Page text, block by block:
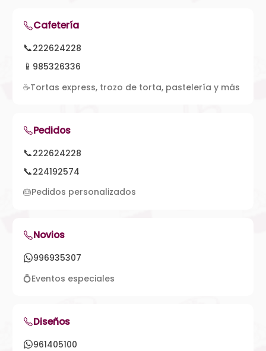
Cafetería
📞222624228
📱 985326336
☕Tortas express, trozo de torta, pastelería y más
Pedidos
📞222624228
📞224192574
🎂Pedidos personalizados
Novios
996935307
💍Eventos especiales
Diseños
961405100